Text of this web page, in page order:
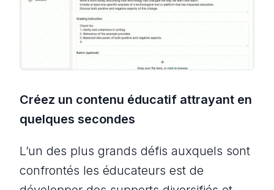
Créez un contenu éducatif attrayant en
quelques secondes
L’un des plus grands défis auxquels sont
confrontés les éducateurs est de